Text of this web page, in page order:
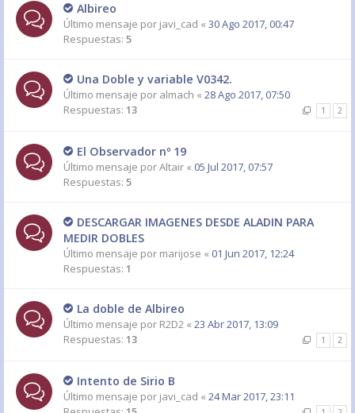
Albireo
Último mensaje por javi_cad « 30 Ago 2017, 00:47
Respuestas: 5
Una Doble y variable V0342.
Último mensaje por almach « 28 Ago 2017, 07:50
Respuestas: 13 1 2
El Observador nº 19
Último mensaje porAltair « 05 Jul 2017, 07:57
Respuestas: 5
DESCARGAR IMAGENES DESDE ALADIN PARA
MEDIR DOBLES
Último mensaje por marijose « 01 Jun 2017, 12:24
Respuestas: 1
La doble de Albireo
Último mensaje por R2D2 « 23 Abr 2017, 13:09
Respuestas: 13 1 2
Intento de Sirio B
Último mensaje por javi_cad « 24 Mar 2017, 23:11